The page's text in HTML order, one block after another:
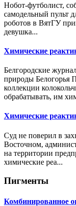
Hобот-футболист,
самодельный пульт
роботов в ВятГУ
девушка...
Химические
Белгородские
природы Белогорья
коллекции
обрабатывать, им
Химические
Суд не поверил в
Восточном,
на территории
химические реа...
Пигменты
Комбинированное